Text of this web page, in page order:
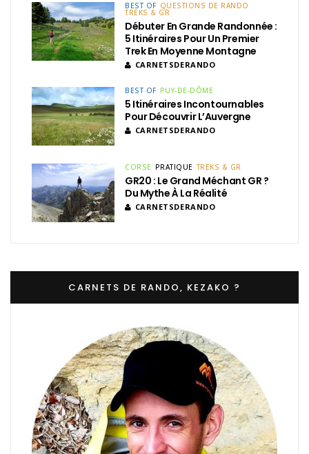
BEST OF QUESTIONS DE RANDO
TREKS & GR
Débuter En Grande Randonnée :
5 Itinéraires Pour Un Premier
Trek En Moyenne Montagne
CARNETSDERANDO
BEST OF PUY-DE-DÔME
5 Itinéraires Incontournables
Pour Découvrir L’Auvergne
CARNETSDERANDO
CORSE PRATIQUE TREKS & GR
GR20 : Le Grand Méchant GR ?
Du Mythe À La Réalité
CARNETSDERANDO
CARNETS DE RANDO, KEZAKO ?